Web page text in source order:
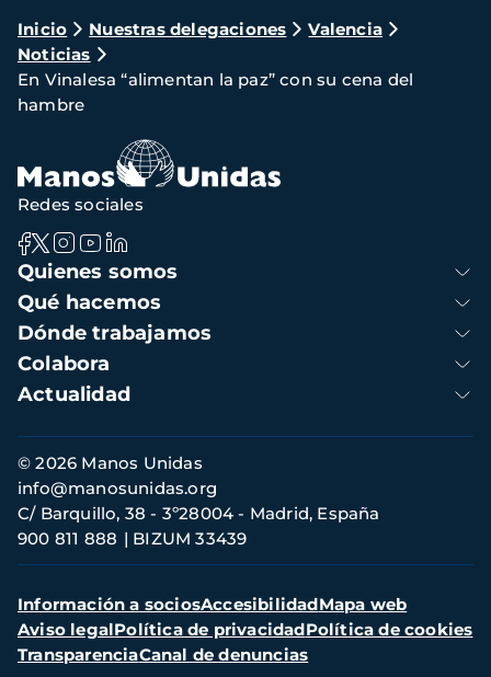
Ruta
de
navegación
Inicio Nuestras delegaciones
Valencia
Noticias
En Vinalesa “alimentan la paz” con su cena del
hambre
Navegación
principal
Quienes somos
Qué hacemos
Dónde trabajamos
Colabora
Actualidad
Redes sociales
Información
de
contacto
© 2026 Manos Unidas
C/ Barquillo, 38 - 3º28004 - Madrid, España
900 811 888
BIZUM 33439
info@manosunidas.org
Menú
secundario
Información a sociosAccesibilidadMapa web
Aviso legalPolítica de privacidadPolítica de cookies
TransparenciaCanal de denuncias